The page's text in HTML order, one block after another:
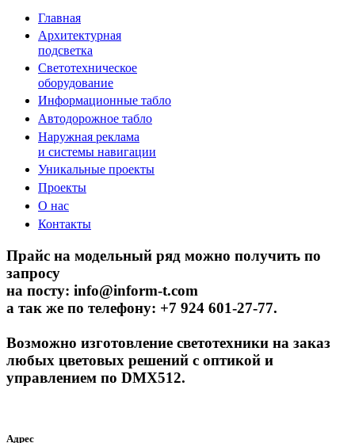
Главная
Архитектурная
подсветка
Светотехническое
оборудование
Информационные табло
Автодорожное табло
Наружная реклама
и системы навигации
Уникальные проекты
Проекты
О нас
Контакты
Прайс на модельный ряд можно получить по
запросу
на посту: info@inform-t.com
а так же по телефону: +7 924 601-27-77.
Возможно изготовление светотехники на заказ
любых цветовых решений с оптикой и
управлением по DMX512.
Адрес